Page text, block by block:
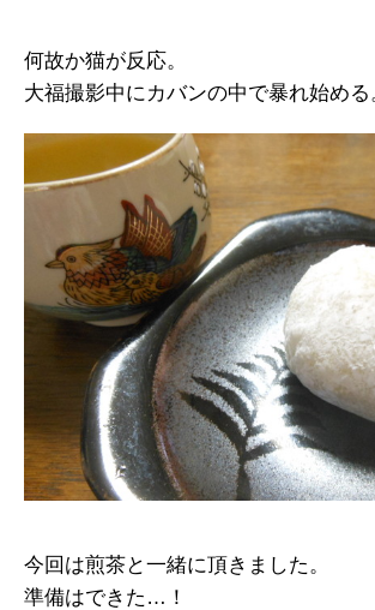
何故か猫が反応。
大福撮影中にカバンの中で暴れ始める
今回は煎茶と一緒に頂きました。
準備はできた…！